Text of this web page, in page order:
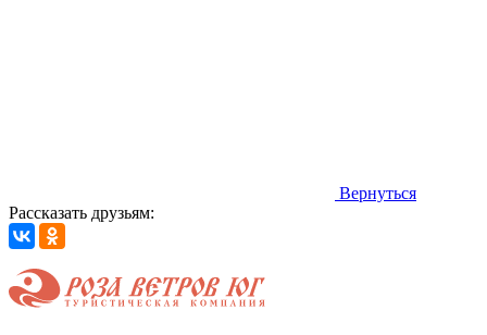
Вернуться
Рассказать друзьям: